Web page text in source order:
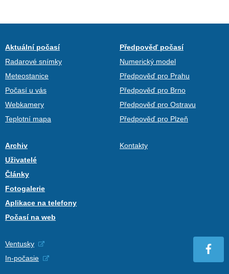
Aktuální počasí
Radarové snímky
Meteostanice
Počasí u vás
Webkamery
Teplotní mapa
Předpověď počasí
Numerický model
Předpověď pro Prahu
Předpověď pro Brno
Předpověď pro Ostravu
Předpověď pro Plzeň
Archiv
Uživatelé
Články
Fotogalerie
Aplikace na telefony
Počasí na web
Kontakty
Ventusky
In-počasie